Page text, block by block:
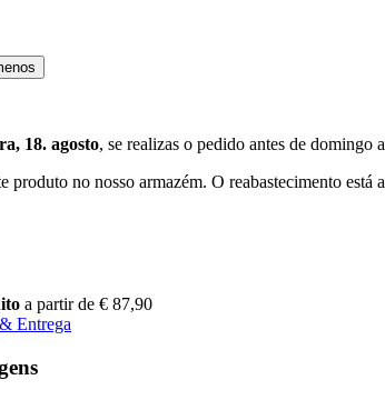
18. agosto, se realizas o pedido antes de domingo
produto no nosso armazém. O reabastecimento
a partir de € 87,90
Entrega